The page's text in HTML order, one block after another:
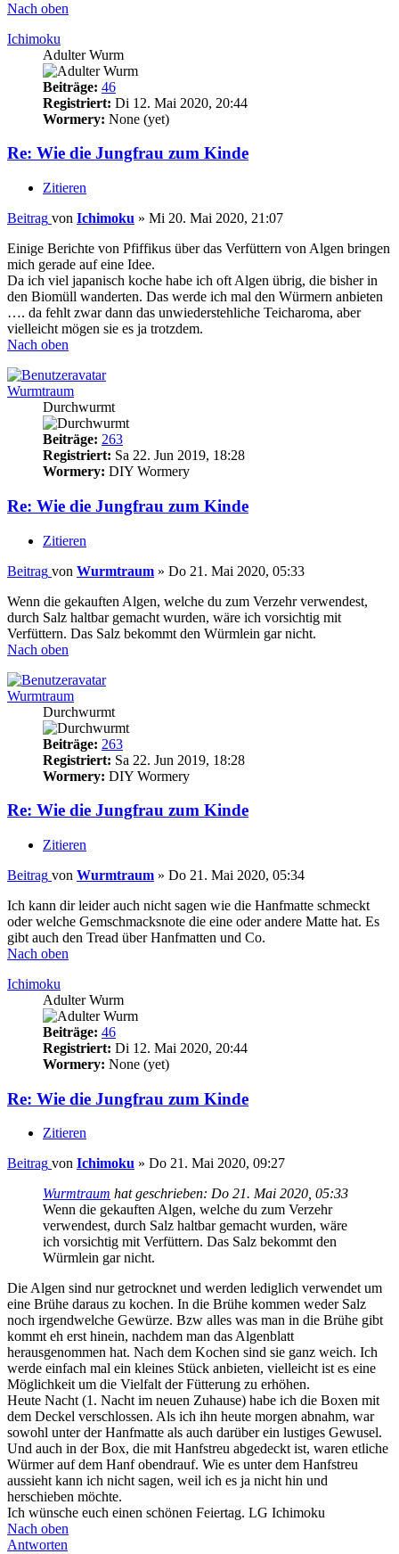
Nach oben
Ichimoku
Adulter Wurm
Beiträge: 46
Registriert: Di 12. Mai 2020, 20:44
Wormery: None (yet)
Re: Wie die Jungfrau zum Kinde
Zitieren
Beitrag von Ichimoku » Mi 20. Mai 2020, 21:07
Einige Berichte von Pfiffikus über das Verfüttern von Algen bringen
mich gerade auf eine Idee.
Da ich viel japanisch koche habe ich oft Algen übrig, die bisher in
den Biomüll wanderten. Das werde ich mal den Würmern anbieten
…. da fehlt zwar dann das unwiederstehliche Teicharoma, aber
vielleicht mögen sie es ja trotzdem.
Nach oben
Wurmtraum
Durchwurmt
Beiträge: 263
Registriert: Sa 22. Jun 2019, 18:28
Wormery: DIY Wormery
Re: Wie die Jungfrau zum Kinde
Zitieren
Beitrag von Wurmtraum » Do 21. Mai 2020, 05:33
Wenn die gekauften Algen, welche du zum Verzehr verwendest,
durch Salz haltbar gemacht wurden, wäre ich vorsichtig mit
Verfüttern. Das Salz bekommt den Würmlein gar nicht.
Nach oben
Wurmtraum
Durchwurmt
Beiträge: 263
Registriert: Sa 22. Jun 2019, 18:28
Wormery: DIY Wormery
Re: Wie die Jungfrau zum Kinde
Zitieren
Beitrag von Wurmtraum » Do 21. Mai 2020, 05:34
Ich kann dir leider auch nicht sagen wie die Hanfmatte schmeckt
oder welche Gemschmacksnote die eine oder andere Matte hat. Es
gibt auch den Tread über Hanfmatten und Co.
Nach oben
Ichimoku
Adulter Wurm
Beiträge: 46
Registriert: Di 12. Mai 2020, 20:44
Wormery: None (yet)
Re: Wie die Jungfrau zum Kinde
Zitieren
Beitrag von Ichimoku » Do 21. Mai 2020, 09:27
Wurmtraum hat geschrieben: Do 21. Mai 2020, 05:33
Wenn die gekauften Algen, welche du zum Verzehr
verwendest, durch Salz haltbar gemacht wurden, wäre
ich vorsichtig mit Verfüttern. Das Salz bekommt den
Würmlein gar nicht.
Die Algen sind nur getrocknet und werden lediglich verwendet um
eine Brühe daraus zu kochen. In die Brühe kommen weder Salz
noch irgendwelche Gewürze. Bzw alles was man in die Brühe gibt
kommt eh erst hinein, nachdem man das Algenblatt
herausgenommen hat. Nach dem Kochen sind sie ganz weich. Ich
werde einfach mal ein kleines Stück anbieten, vielleicht ist es eine
Möglichkeit um die Vielfalt der Fütterung zu erhöhen.
Heute Nacht (1. Nacht im neuen Zuhause) habe ich die Boxen mit
dem Deckel verschlossen. Als ich ihn heute morgen abnahm, war
sowohl unter der Hanfmatte als auch darüber ein lustiges Gewusel.
Und auch in der Box, die mit Hanfstreu abgedeckt ist, waren etliche
Würmer auf dem Hanf obendrauf. Wie es unter dem Hanfstreu
aussieht kann ich nicht sagen, weil ich es ja nicht hin und
herschieben möchte.
Ich wünsche euch einen schönen Feiertag. LG Ichimoku
Nach oben
Antworten